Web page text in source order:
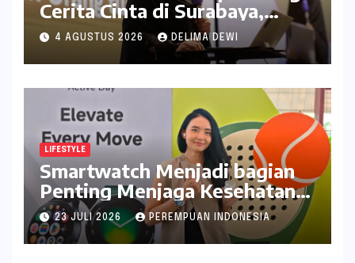
Cerita Cinta di Surabaya,
Catat Tanggalnya
4 AGUSTUS 2026 DELIMA DEWI
LIFESTYLE
Smartwatch Menjadi bagian
Penting Menjaga Kesehatan
Bagi Perempuan
23 JULI 2026 PEREMPUAN INDONESIA